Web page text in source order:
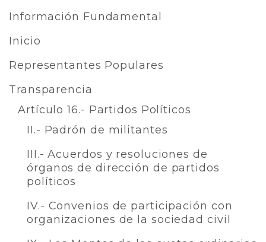
Información Fundamental
Inicio
Representantes Populares
Transparencia
Artículo 16.- Partidos Políticos
II.- Padrón de militantes
III.- Acuerdos y resoluciones de
órganos de dirección de partidos
políticos
IV.- Convenios de participación con
organizaciones de la sociedad civil